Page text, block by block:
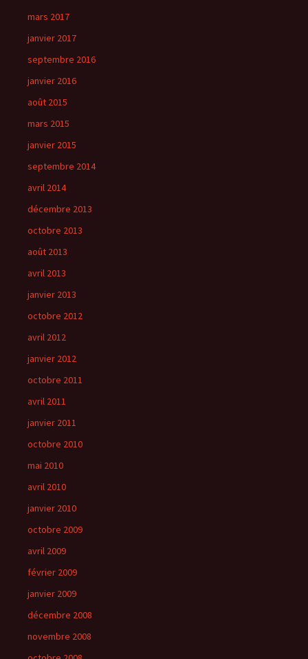
mars 2017
janvier 2017
septembre 2016
janvier 2016
août 2015
mars 2015
janvier 2015
septembre 2014
avril 2014
décembre 2013
octobre 2013
août 2013
avril 2013
janvier 2013
octobre 2012
avril 2012
janvier 2012
octobre 2011
avril 2011
janvier 2011
octobre 2010
mai 2010
avril 2010
janvier 2010
octobre 2009
avril 2009
février 2009
janvier 2009
décembre 2008
novembre 2008